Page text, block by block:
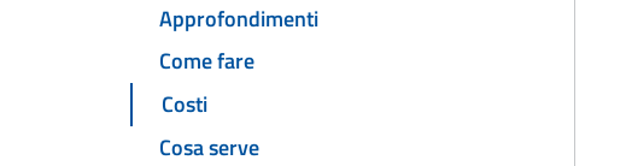
Approfondimenti
Come fare
Costi
Cosa serve